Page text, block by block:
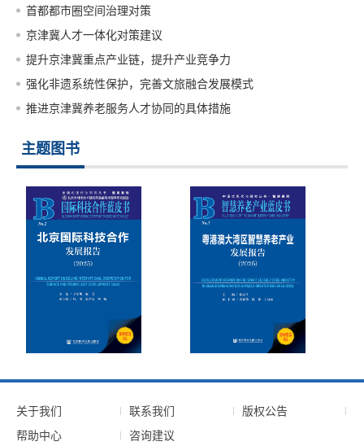
首都都市圈空间治理对策
京津冀人才一体化对策建议
提升京津冀重点产业链，提升产业竞争力
强化非遗系统性保护，完善文旅融合发展模式
推进京津冀养老服务人才协同的具体措施
主题图书
关于我们 联系我们
版权公告
帮助中心
咨询建议